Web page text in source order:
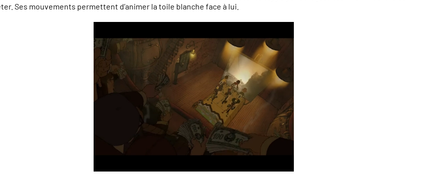
Ses mouvements permettent d’animer la toile blanche face à lui.